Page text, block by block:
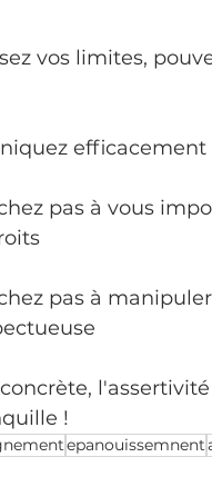
vos limites,
pas à vous
pas à
!
epanouissemnent